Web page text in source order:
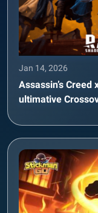
Jan 14, 2026
Assassin’s Creed
ultimative